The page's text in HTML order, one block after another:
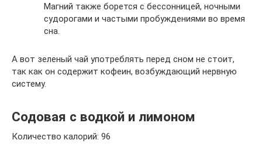
Магний также борется с бессонницей, ночными
судорогами и частыми пробуждениями во время
сна.
А вот зеленый чай употреблять перед сном не стоит,
так как он содержит кофеин, возбуждающий нервную
систему.
Содовая с водкой и лимоном
Количество калорий: 96